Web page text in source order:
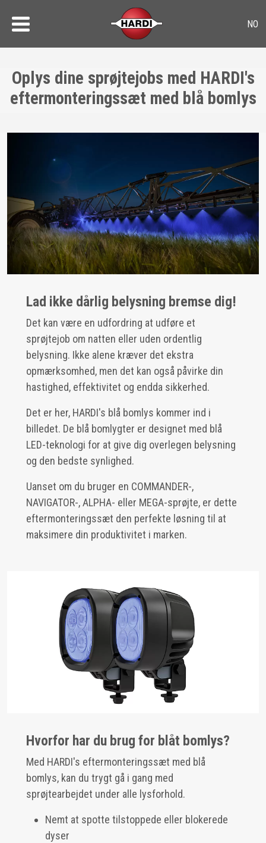
Oplys dine sprøjtejobs med HARDI's
eftermonteringssæt med blå bomlys
Lad ikke dårlig belysning bremse dig!
Det kan være en udfordring at udføre et
sprøjtejob om natten eller uden ordentlig
belysning. Ikke alene kræver det ekstra
opmærksomhed, men det kan også påvirke din
hastighed, effektivitet og endda sikkerhed.
Det er her, HARDI's blå bomlys kommer ind i
billedet. De blå bomlygter er designet med blå
LED-teknologi for at give dig overlegen belysning
og den bedste synlighed.
Uanset om du bruger en COMMANDER-,
NAVIGATOR-, ALPHA- eller MEGA-sprøjte, er dette
eftermonteringssæt den perfekte løsning til at
maksimere din produktivitet i marken.
Hvorfor har du brug for blåt bomlys?
Med HARDI's eftermonteringssæt med blå
bomlys, kan du trygt gå i gang med
sprøjtearbejdet under alle lysforhold.
Nemt at spotte tilstoppede eller blokerede
dyser